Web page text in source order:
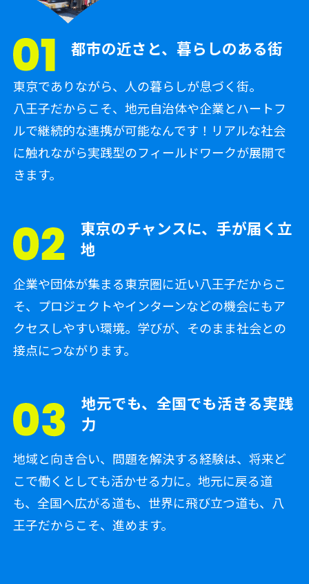
都市の近さと、暮らしのある街
東京でありながら、人の暮らしが息づく街。
八王子だからこそ、地元自治体や企業とハートフ
ルで継続的な連携が可能なんです！リアルな社会
に触れながら実践型のフィールドワークが展開で
きます。
東京のチャンスに、手が届く立
地
企業や団体が集まる東京圏に近い八王子だからこ
そ、プロジェクトやインターンなどの機会にもア
クセスしやすい環境。学びが、そのまま社会との
接点につながります。
地元でも、全国でも活きる実践
力
地域と向き合い、問題を解決する経験は、将来ど
こで働くとしても活かせる力に。地元に戻る道
も、全国へ広がる道も、世界に飛び立つ道も、八
王子だからこそ、進めます。